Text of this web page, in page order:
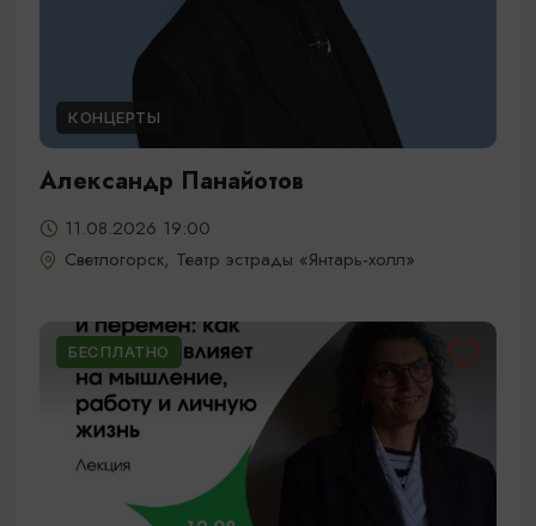
КОНЦЕРТЫ
Александр Панайотов
11.08.2026 19:00
Светлогорск, Театр эстрады «Янтарь-холл»
БЕСПЛАТНО